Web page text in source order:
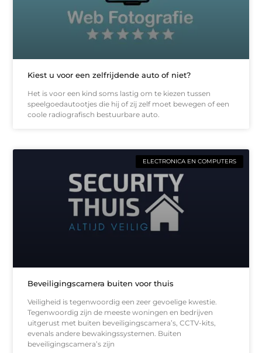
Kiest u voor een zelfrijdende auto of niet?
Het is voor een kind soms lastig om te kiezen tussen
speelgoedautootjes die hij of zij zelf moet bewegen of een
coole radiografisch bestuurbare auto.
ELECTRONICA EN COMPUTERS
Beveiligingscamera buiten voor thuis
Veiligheid is tegenwoordig een zeer gevoelige kwestie.
Tegenwoordig zijn de meeste woningen en bedrijven
uitgerust met buiten beveiligingscamera’s, CCTV-kits,
evenals andere bewakingssystemen. Buiten
beveiligingscamera’s zijn